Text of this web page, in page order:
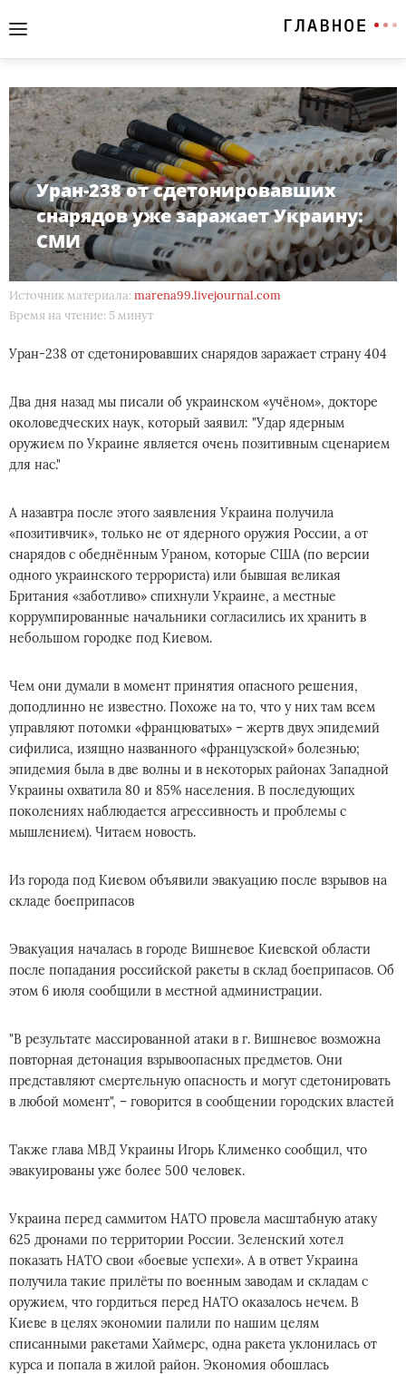
Уран-238 от сдетонировавших
снарядов уже заражает Украину:
СМИ
Источник материала: marena99.livejournal.com
Время на чтение: 5 минут
Уран-238 от сдетонировавших снарядов заражает страну 404
Два дня назад мы писали об украинском «учёном», докторе
околоведческих наук, который заявил: "Удар ядерным
оружием по Украине является очень позитивным сценарием
для нас."
А назавтра после этого заявления Украина получила
«позитивчик», только не от ядерного оружия России, а от
снарядов с обеднённым Ураном, которые США (по версии
одного украинского террориста) или бывшая великая
Британия «заботливо» спихнули Украине, а местные
коррумпированные начальники согласились их хранить в
небольшом городке под Киевом.
Чем они думали в момент принятия опасного решения,
доподлинно не известно. Похоже на то, что у них там всем
управляют потомки «францюватых» – жертв двух эпидемий
сифилиса, изящно названного «французской» болезнью;
эпидемия была в две волны и в некоторых районах Западной
Украины охватила 80 и 85% населения. В последующих
поколениях наблюдается агрессивность и проблемы с
мышлением). Читаем новость.
Из города под Киевом объявили эвакуацию после взрывов на
складе боеприпасов
Эвакуация началась в городе Вишневое Киевской области
после попадания российской ракеты в склад боеприпасов. Об
этом 6 июля сообщили в местной администрации.
"В результате массированной атаки в г. Вишневое возможна
повторная детонация взрывоопасных предметов. Они
представляют смертельную опасность и могут сдетонировать
в любой момент", – говорится в сообщении городских властей
Также глава МВД Украины Игорь Клименко сообщил, что
эвакуированы уже более 500 человек.
Украина перед саммитом НАТО провела масштабную атаку
625 дронами по территории России. Зеленский хотел
показать НАТО свои «боевые успехи». А в ответ Украина
получила такие прилёты по военным заводам и складам с
оружием, что гордиться перед НАТО оказалось нечем. В
Киеве в целях экономии палили по нашим целям
списанными ракетами Хаймерс, одна ракета уклонилась от
курса и попала в жилой район. Экономия обошлась